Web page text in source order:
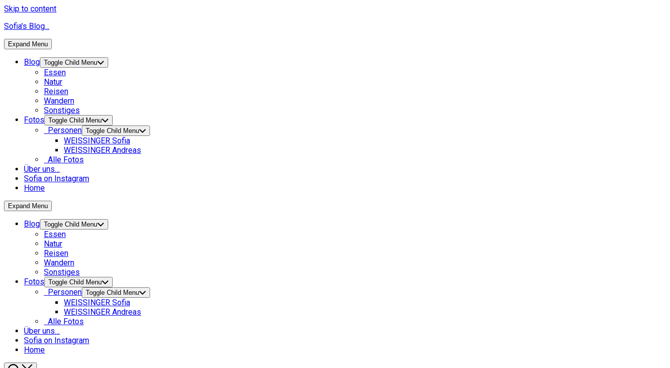
Skip to content
Sofia's Blog...
Expand Menu
Blog Toggle Child Menu
Essen
Natur
Reisen
Wandern
Sonstiges
Fotos Toggle Child Menu
Personen Toggle Child Menu
WEISSINGER Sofia
WEISSINGER Andreas
Alle Fotos
Über uns…
Sofia on Instagram
Home
Expand Menu
Blog Toggle Child Menu
Essen
Natur
Reisen
Wandern
Sonstiges
Fotos Toggle Child Menu
Personen Toggle Child Menu
WEISSINGER Sofia
WEISSINGER Andreas
Alle Fotos
Über uns…
Sofia on Instagram
Home